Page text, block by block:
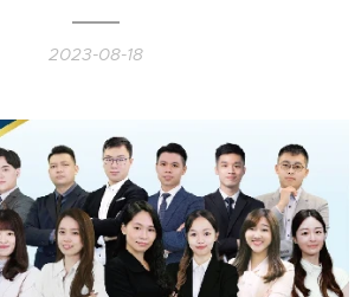
2023-08-18